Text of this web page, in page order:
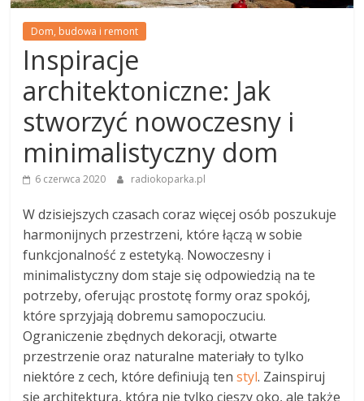
Dom, budowa i remont
Inspiracje
architektoniczne: Jak
stworzyć nowoczesny i
minimalistyczny dom
6 czerwca 2020 radiokoparka.pl
W dzisiejszych czasach coraz więcej osób poszukuje
harmonijnych przestrzeni, które łączą w sobie
funkcjonalność z estetyką. Nowoczesny i
minimalistyczny dom staje się odpowiedzią na te
potrzeby, oferując prostotę formy oraz spokój,
które sprzyjają dobremu samopoczuciu.
Ograniczenie zbędnych dekoracji, otwarte
przestrzenie oraz naturalne materiały to tylko
niektóre z cech, które definiują tenstyl. Zainspiruj
się architekturą, która nie tylko cieszy oko, ale także